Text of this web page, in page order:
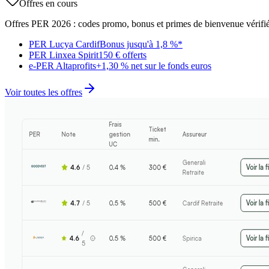
Offres en cours
Offres PER 2026 : codes promo, bonus et primes de bienvenue
PER Lucya CardifBonus jusqu'à 1,8 %*
PER Linxea Spirit150 € offerts
e-PER Altaprofits+1,30 % net sur le fonds euros
Voir toutes les offres